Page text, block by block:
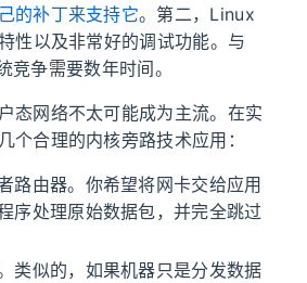
的补丁来支持它。第二，Linux
性以及非常好的调试功能。与
争需要数年时间。
态网络不太可能成为主流。在实
个合理的内核旁路技术应用：
路由器。你希望将网卡交给应用
序处理原始数据包，并完全跳过
类似的，如果机器只是分发数据